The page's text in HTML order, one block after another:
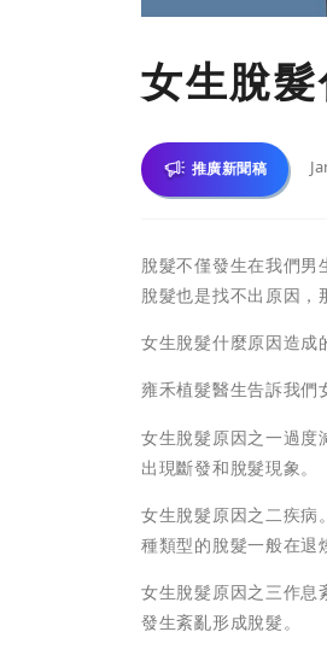
女生脫
推廣新聞稿
脫髮不僅發生在我們男
脫髮也是找不出原因，
女生脫髮什麼原因造成
雍禾植髮醫生告訴我們
女生脫髮原因之一過度
出現斷發和脫髮現象。
女生脫髮原因之二疾病
種類型的脫髮一般在退
女生脫髮原因之三作息
發生紊亂形成脫髮。